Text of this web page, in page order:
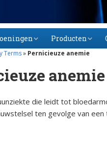
ntie
Secundaire
ntie
Producten
Bijnier app
Terms» Pernicieuze anemie
anemie
die leidt tot
ten gevolge van een